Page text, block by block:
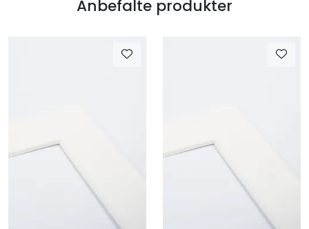
Anbefalte produkter